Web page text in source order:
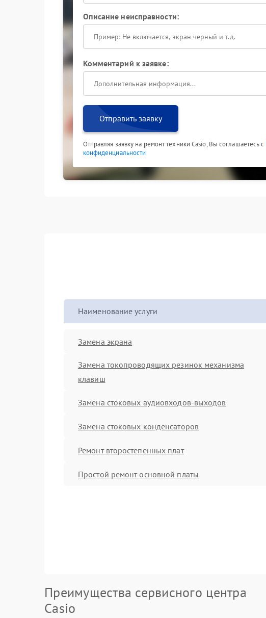
Описание неисправности:
Комментарий к заявке:
Отправить заявку
Отправляя заявку на ремонт техники Casio, Вы соглашаетесь с
конфиденциальности
Наименование услуги
Замена экрана
Замена токопроводящих резинок механизма
клавиш
Замена стоковых аудиовходов-выходов
Замена стоковых конденсаторов
Ремонт второстепенных плат
Простой ремонт основной платы
Преимущества сервисного центра
Casio